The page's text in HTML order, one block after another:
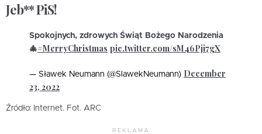
Jeb** PiS!
Spokojnych, zdrowych Świąt Bożego Narodzenia
🎄#MerryChristmas pic.twitter.com/sM46Pji7gX
— Sławek Neumann (@SlawekNeumann) December
23, 2022
Źródło: Internet. Fot. ARC
REKLAMA